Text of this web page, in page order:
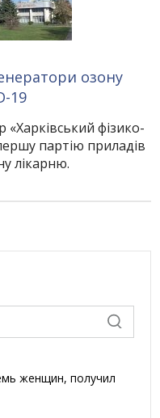
озону
19
фізико-
партію приладів
лікарню.
женщин, получил